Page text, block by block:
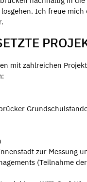
Ich freue
mit zahlreichen
zur Messung
(Teilnahme